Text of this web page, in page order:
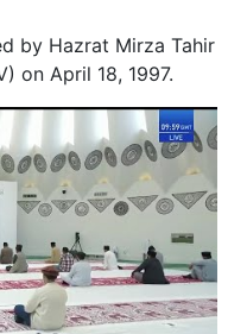
by Hazrat Mirza Tahir
on April 18, 1997.